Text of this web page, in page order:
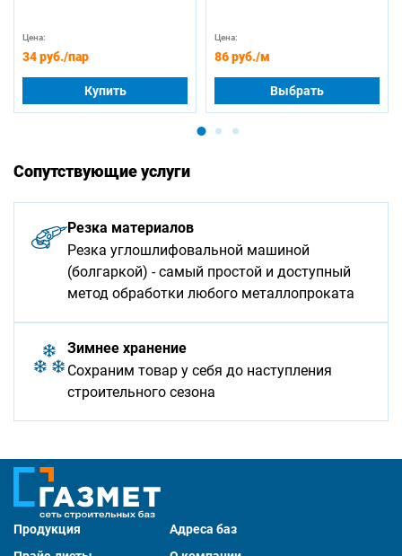
Цена:
34 руб./пар
Купить
Цена:
86 руб./м
Выбрать
Сопутствующие услуги
Резка материалов
Резка углошлифовальной машиной
(болгаркой) - самый простой и доступный
метод обработки любого металлопроката
Зимнее хранение
Сохраним товар у себя до наступления
строительного сезона
Продукция
Адреса баз